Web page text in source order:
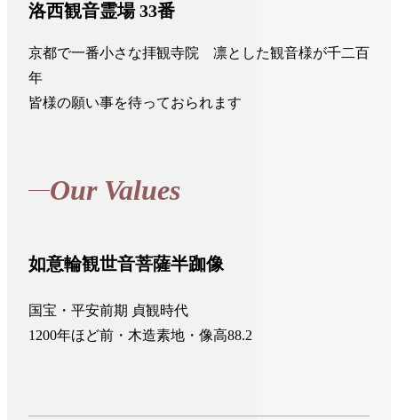
洛西観音霊場 33番
京都で一番小さな拝観寺院　凛とした観音様が千二百
年
皆様の願い事を待っておられます
Our Values
如意輪観世音菩薩半跏像
国宝・平安前期 貞観時代
1200年ほど前・木造素地・像高88.2